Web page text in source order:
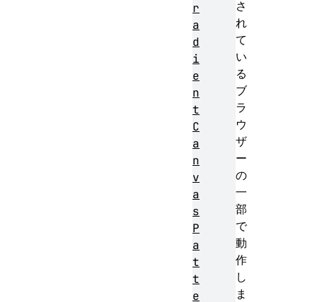
さ
れ
て
い
る
ブ
ラ
ウ
ザ
ー
の
一
部
で
動
作
し
ま
r
a
d
i
e
n
t
C
a
n
v
a
s
P
a
t
t
e